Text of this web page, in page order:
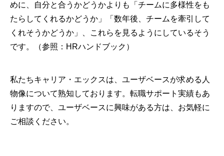
めに、自分と合うかどうかよりも「チームに多様性をも
たらしてくれるかどうか」「数年後、チームを牽引して
くれそうかどうか」、これらを見るようにしているそう
です。（参照：HRハンドブック）
私たちキャリア・エックスは、ユーザベースが求める人
物像について熟知しております。転職サポート実績もあ
りますので、ユーザベースに興味がある方は、お気軽に
ご相談ください。